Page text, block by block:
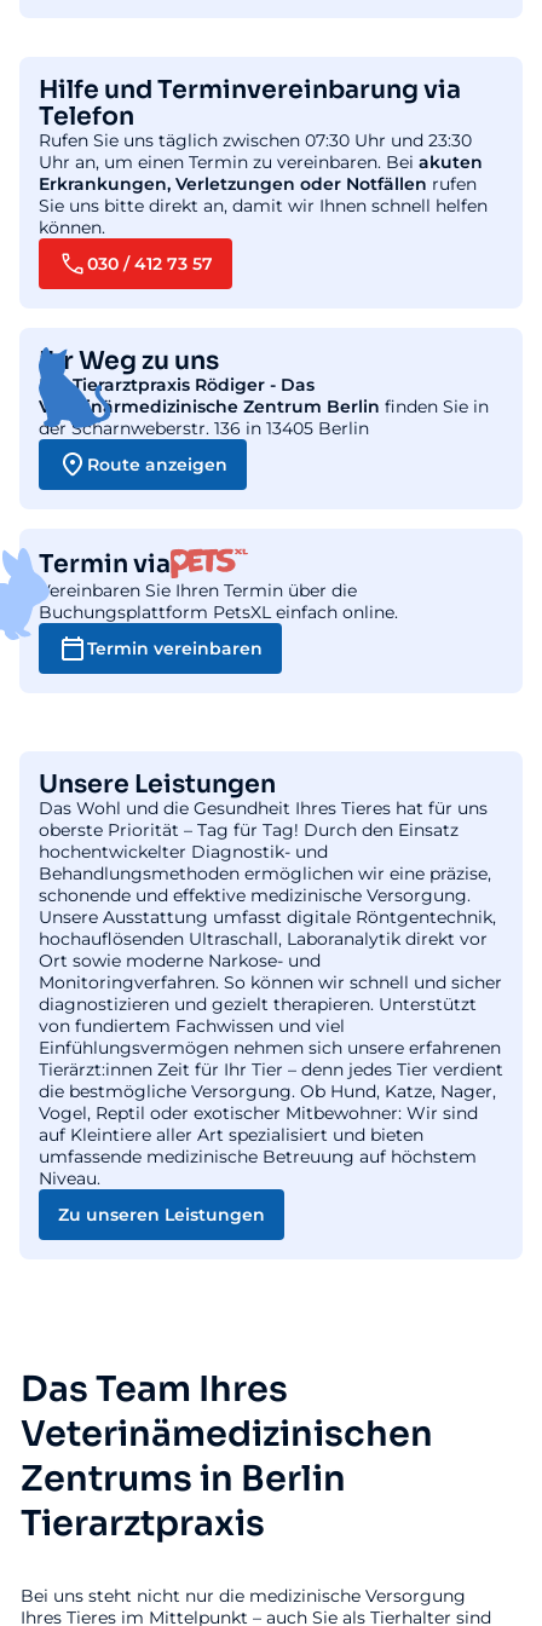
Hilfe und Terminvereinbarung via
Telefon
Rufen Sie uns täglich zwischen 07:30 Uhr und 23:30
Uhr an, um einen Termin zu vereinbaren. Bei akuten
Erkrankungen, Verletzungen oder Notfällen rufen
Sie uns bitte direkt an, damit wir Ihnen schnell helfen
können.
030 / 412 73 57
Ihr Weg zu uns
DieTierarztpraxis Rödiger - Das
Veterinärmedizinische Zentrum Berlin finden Sie in
der Scharnweberstr. 136 in 13405 Berlin
Route anzeigen
Termin via
Vereinbaren Sie Ihren Termin über die
Buchungsplattform PetsXL einfach online.
Termin vereinbaren
Unsere Leistungen
Das Wohl und die Gesundheit Ihres Tieres hat für uns
oberste Priorität – Tag für Tag! Durch den Einsatz
hochentwickelter Diagnostik- und
Behandlungsmethoden ermöglichen wir eine präzise,
schonende und effektive medizinische Versorgung.
Unsere Ausstattung umfasst digitale Röntgentechnik,
hochauflösenden Ultraschall, Laboranalytik direkt vor
Ort sowie moderne Narkose- und
Monitoringverfahren. So können wir schnell und sicher
diagnostizieren und gezielt therapieren. Unterstützt
von fundiertem Fachwissen und viel
Einfühlungsvermögen nehmen sich unsere erfahrenen
Tierärzt:innen Zeit für Ihr Tier – denn jedes Tier verdient
die bestmögliche Versorgung. Ob Hund, Katze, Nager,
Vogel, Reptil oder exotischer Mitbewohner: Wir sind
auf Kleintiere aller Art spezialisiert und bieten
umfassende medizinische Betreuung auf höchstem
Niveau.
Zu unseren Leistungen
Das Team Ihres
Veterinämedizinischen
Zentrums in Berlin
Tierarztpraxis
Bei uns steht nicht nur die medizinische Versorgung
Ihres Tieres im Mittelpunkt – auch Sie als Tierhalter sind